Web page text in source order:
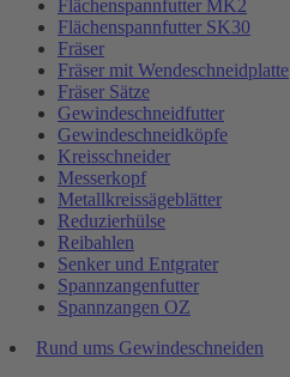
Flächenspannfutter MK2
Flächenspannfutter SK30
Fräser
Fräser mit Wendeschneidplatte
Fräser Sätze
Gewindeschneidfutter
Gewindeschneidköpfe
Kreisschneider
Messerkopf
Metallkreissägeblätter
Reduzierhülse
Reibahlen
Senker und Entgrater
Spannzangenfutter
Spannzangen OZ
Rund ums Gewindeschneiden